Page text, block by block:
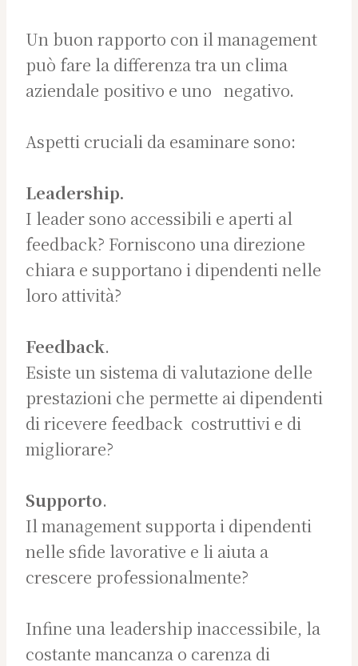
Un buon rapporto con il management
può fare la differenza tra un clima
aziendale positivo e uno negativo.
Aspetti cruciali da esaminare sono:
Leadership.
I leader sono accessibili e aperti al
feedback? Forniscono una direzione
chiara e supportano i dipendenti nelle
loro attività?
Feedback.
Esiste un sistema di valutazione delle
prestazioni che permette ai dipendenti
di ricevere feedback costruttivi e di
migliorare?
Supporto.
Il management supporta i dipendenti
nelle sfide lavorative e li aiuta a
crescere professionalmente?
Infine una leadership inaccessibile, la
costante mancanza o carenza di